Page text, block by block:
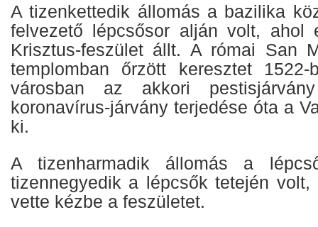
A tizenkettedik állomás a bazilika
felvezető lépcsősor alján volt, ahol
Krisztus-feszület állt. A római San
templomban őrzött keresztet
városban az akkori
koronavírus-járvány terjedése óta a
ki.
A tizenharmadik állomás a
tizennegyedik a lépcsők tetején volt,
vette kézbe a feszületet.